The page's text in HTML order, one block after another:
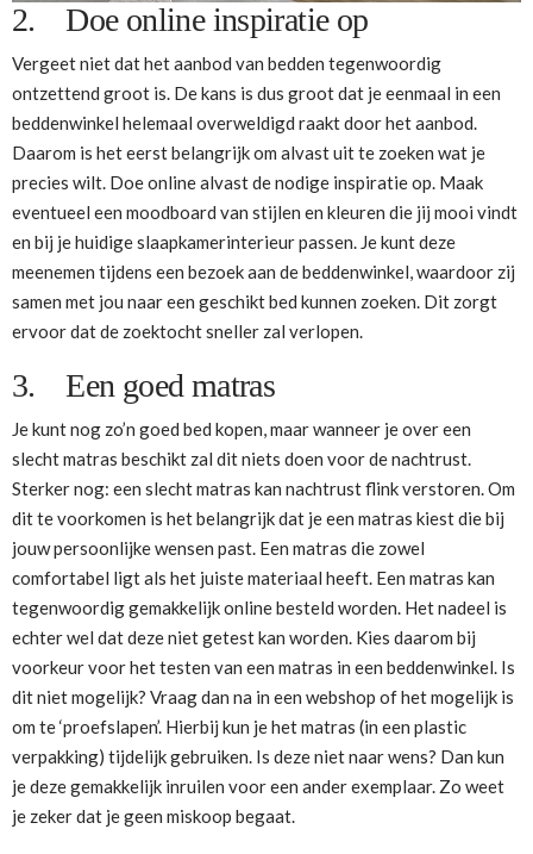
2. Doe online inspiratie op
Vergeet niet dat het aanbod van bedden tegenwoordig
ontzettend groot is. De kans is dus groot dat je eenmaal in een
beddenwinkel helemaal overweldigd raakt door het aanbod.
Daarom is het eerst belangrijk om alvast uit te zoeken wat je
precies wilt. Doe online alvast de nodige inspiratie op. Maak
eventueel een moodboard van stijlen en kleuren die jij mooi vindt
en bij je huidige slaapkamerinterieur passen. Je kunt deze
meenemen tijdens een bezoek aan de beddenwinkel, waardoor zij
samen met jou naar een geschikt bed kunnen zoeken. Dit zorgt
ervoor dat de zoektocht sneller zal verlopen.
3. Een goed matras
Je kunt nog zo’n goed bed kopen, maar wanneer je over een
slecht matras beschikt zal dit niets doen voor de nachtrust.
Sterker nog: een slecht matras kan nachtrust flink verstoren. Om
dit te voorkomen is het belangrijk dat je een matras kiest die bij
jouw persoonlijke wensen past. Een matras die zowel
comfortabel ligt als het juiste materiaal heeft. Een matras kan
tegenwoordig gemakkelijk online besteld worden. Het nadeel is
echter wel dat deze niet getest kan worden. Kies daarom bij
voorkeur voor het testen van een matras in een beddenwinkel. Is
dit niet mogelijk? Vraag dan na in een webshop of het mogelijk is
om te ‘proefslapen’. Hierbij kun je het matras (in een plastic
verpakking) tijdelijk gebruiken. Is deze niet naar wens? Dan kun
je deze gemakkelijk inruilen voor een ander exemplaar. Zo weet
je zeker dat je geen miskoop begaat.